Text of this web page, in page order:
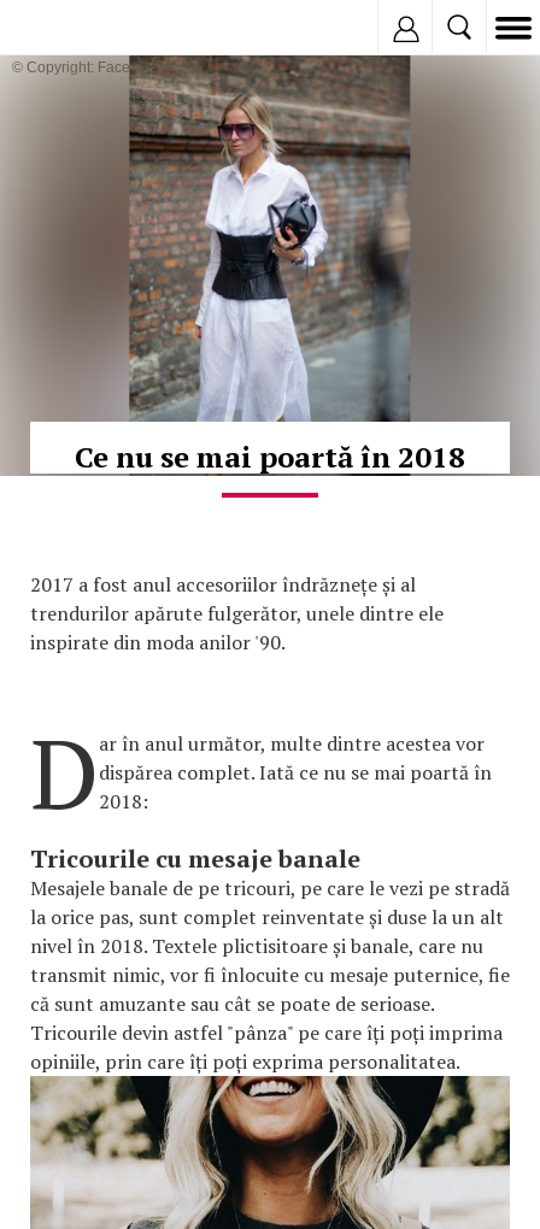
© Copyright: Facebook
Ce nu se mai poartă în 2018
2017 a fost anul accesoriilor îndrăznețe și al
trendurilor apărute fulgerător, unele dintre ele
inspirate din moda anilor '90.
D ar în anul următor, multe dintre acestea vor
dispărea complet. Iată ce nu se mai poartă în
2018:
Tricourile cu mesaje banale
Mesajele banale de pe tricouri, pe care le vezi pe stradă
la orice pas, sunt complet reinventate și duse la un alt
nivel în 2018. Textele plictisitoare și banale, care nu
transmit nimic, vor fi înlocuite cu mesaje puternice, fie
că sunt amuzante sau cât se poate de serioase.
Tricourile devin astfel "pânza" pe care îți poți imprima
opiniile, prin care îți poți exprima personalitatea.